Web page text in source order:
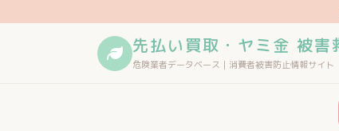
先払い買取・ヤミ金 被害
危険業者データベース｜消費者被害防止情報サイト